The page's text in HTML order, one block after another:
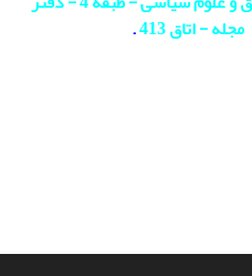
مجله - اتاق 413
.